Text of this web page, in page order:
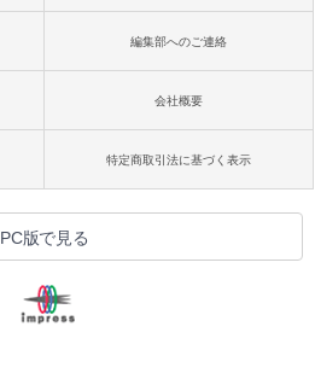
編集部へのご連絡
会社概要
特定商取引法に基づく表示
PC版で見る